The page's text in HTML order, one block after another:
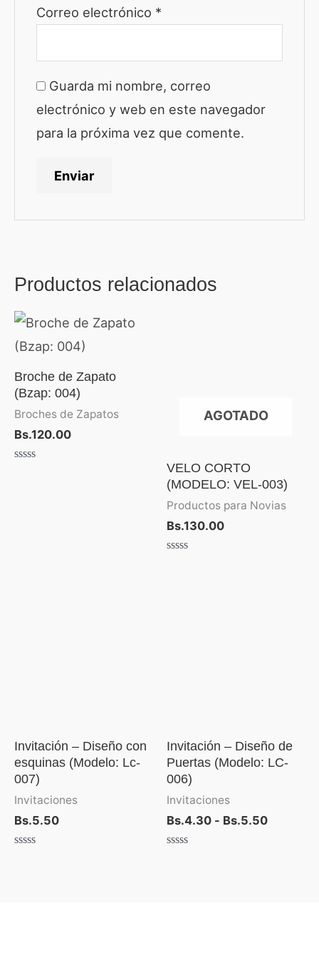
Correo electrónico *
Guarda mi nombre, correo
electrónico y web en este navegador
para la próxima vez que comente.
Productos relacionados
Broche de Zapato
(Bzap: 004)
Broches de Zapatos
Bs.120.00
AGOTADO
VELO CORTO
(MODELO: VEL-003)
Productos para Novias
Bs.130.00
Invitación – Diseño con
esquinas (Modelo: Lc-
007)
Invitaciones
Bs.5.50
Invitación – Diseño de
Puertas (Modelo: LC-
006)
Invitaciones
Bs.4.30 - Bs.5.50